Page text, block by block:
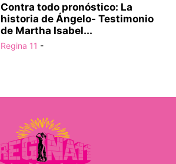
Contra todo pronóstico: La
historia de Ángelo- Testimonio
de Martha Isabel...
Regina 11 -